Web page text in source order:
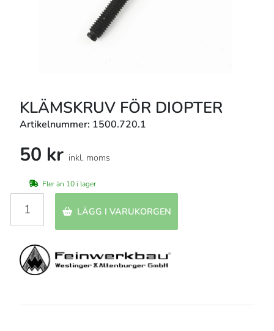
KLÄMSKRUV FÖR DIOPTER
Artikelnummer: 1500.720.1
50 kr inkl. moms
Fler än 10 i lager
LÄGG I VARUKORGEN